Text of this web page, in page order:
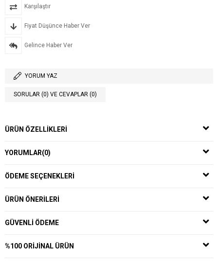
Karşılaştır
Fiyat Düşünce Haber Ver
Gelince Haber Ver
YORUM YAZ
SORULAR (0) VE CEVAPLAR (0)
ÜRÜN ÖZELLIKLERI
YORUMLAR(0)
ÖDEME SEÇENEKLERI
ÜRÜN ÖNERILERI
GÜVENLI ÖDEME
%100 ORIJINAL ÜRÜN